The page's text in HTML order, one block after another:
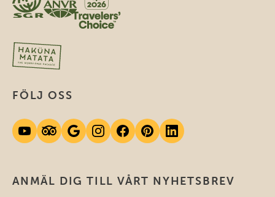
ANMÄL DIG TILL VÅRT NYHETSBREV
FÖLJ OSS